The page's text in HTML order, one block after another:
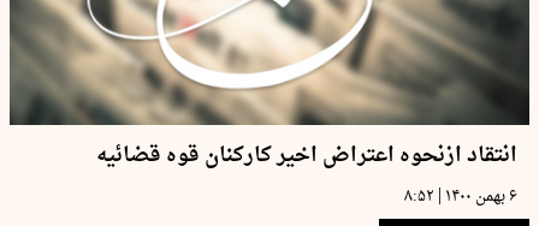
انتقاد ازنحوه اعتراض اخیر کارکنان قوه قضائیه
۶ بهمن ۱۴۰۰ | ۸:۵۲